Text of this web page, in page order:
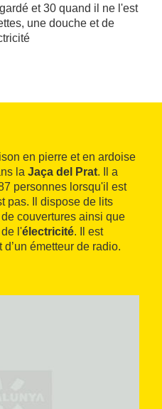
et 30 quand il ne l'est
une douche et de
en pierre et en ardoise
la Jaça del Prat. Il a
personnes lorsqu'il est
pas. Il dispose de lits
couvertures ainsi que
l'électricité. Il est
émetteur de radio.